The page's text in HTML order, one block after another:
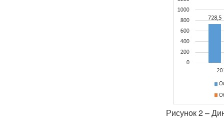
Рисунок 2 –